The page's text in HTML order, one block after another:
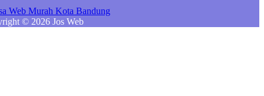
© 2026 Jos Web